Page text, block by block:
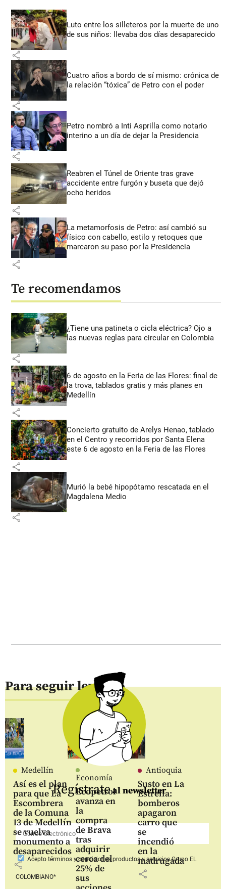
Luto entre los silleteros por la muerte de uno
de sus niños: llevaba dos días desaparecido
share
Cuatro años a bordo de sí mismo: crónica de
la relación “tóxica” de Petro con el poder
share
Petro nombró a Inti Asprilla como notario
interino a un día de dejar la Presidencia
share
Reabren el Túnel de Oriente tras grave
accidente entre furgón y buseta que dejó
ocho heridos
share
La metamorfosis de Petro: así cambió su
físico con cabello, estilo y retoques que
marcaron su paso por la Presidencia
share
Te recomendamos
¿Tiene una patineta o cicla eléctrica? Ojo a
las nuevas reglas para circular en Colombia
share
6 de agosto en la Feria de las Flores: final de
la trova, tablados gratis y más planes en
Medellín
share
Concierto gratuito de Arelys Henao, tablado
en el Centro y recorridos por Santa Elena
este 6 de agosto en la Feria de las Flores
share
Murió la bebé hipopótamo rescatada en el
Magdalena Medio
share
Para seguir leyendo
Medellín
Así es el plan
para que La
Escombrera
de la Comuna
13 de Medellín
se vuelva
monumento a
desaparecidos
share
Economía
Ecopetrol
avanza en
la
compra
de Brava
tras
adquirir
cerca del
25% de
sus
Antioquia
Susto en La
Estrella:
bomberos
apagaron
carro que
se
incendió
en la
madrugada
share
Regístrateal newsletter
Aceptotérminos y condiciones productos y serviciosGrupo EL
COLOMBIANO*